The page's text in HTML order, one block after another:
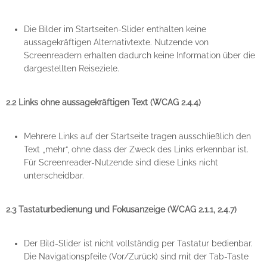
Die Bilder im Startseiten-Slider enthalten keine
aussagekräftigen Alternativtexte. Nutzende von
Screenreadern erhalten dadurch keine Information über die
dargestellten Reiseziele.
2.2 Links ohne aussagekräftigen Text (WCAG 2.4.4)
Mehrere Links auf der Startseite tragen ausschließlich den
Text „mehr“, ohne dass der Zweck des Links erkennbar ist.
Für Screenreader-Nutzende sind diese Links nicht
unterscheidbar.
2.3 Tastaturbedienung und Fokusanzeige (WCAG 2.1.1, 2.4.7)
Der Bild-Slider ist nicht vollständig per Tastatur bedienbar.
Die Navigationspfeile (Vor/Zurück) sind mit der Tab-Taste